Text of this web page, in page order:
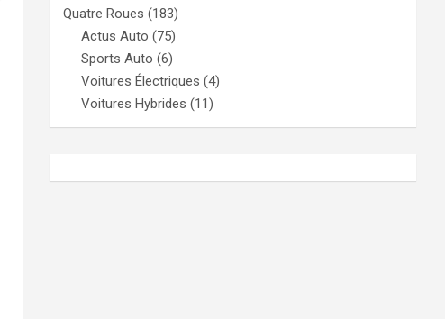
Quatre Roues (183)
Actus Auto (75)
Sports Auto (6)
Voitures Électriques (4)
Voitures Hybrides (11)